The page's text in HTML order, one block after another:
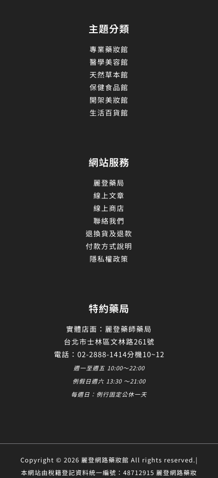
主題分類
專業藥妝館
醫學美容館
天然草本館
保健食品館
開架美妝館
生活百貨館
網站服務
麗登藥局
線上文章
線上商店
聯絡我們
退換貨及退款
付款方式說明
隱私權政策
特約藥局
實體店面：麗登藥師藥局
台北市士林區文林路261號
電話：02-2888-1414分機10~12
週一至週五 10:00～22:00
例假日週六 13:30 ～21:00
每週日：例行固定公休一天
Copyright © 2026 麗登網路藥妝館 All rights reserved.|
本網站由稅籍登記資料統一編號：48712915 麗登網路藥妝